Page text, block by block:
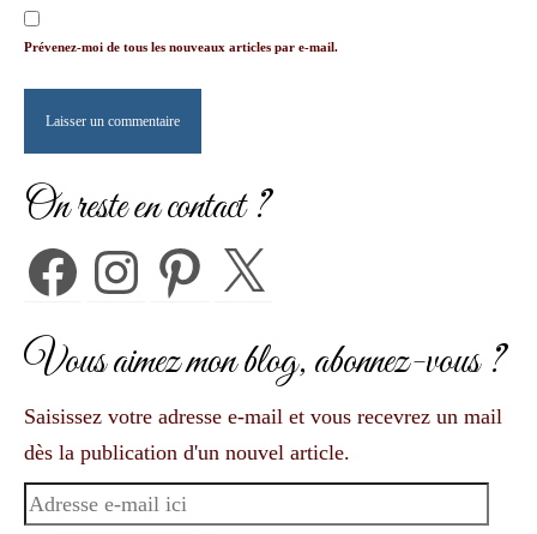
Prévenez-moi de tous les nouveaux articles par e-mail.
On reste en contact ?
FacebookInstagramPinterest X
Vous aimez mon blog, abonnez-vous ?
Saisissez votre adresse e-mail et vous recevrez un mail
dès la publication d'un nouvel article.
Adresse